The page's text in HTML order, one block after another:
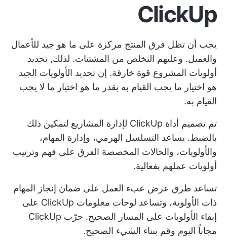
ClickUp
يجب أن تظل فرق المنتج مركزة على ما هو جيد للأعمال
والعميل. وعليهم التخلص من المشتتات. لذلك, تحديد
أولويات المشروع قوة خارقة. إن تحديد الأولويات الجيد
هو اختيار ما يجب القيام به بقدر ما هو اختيار ما لا يجب
القيام به.
تم تصميم أداة ClickUp لإدارة المشاريع لتمكين ذلك
بالضبط. يساعد التسلسل الهرمي، وإدارة المهام،
والأولويات، والحالات المخصصة الفرق على فهم وترتيب
أولويات عملهم بفعالية.
تساعد طرق عرض عبء العمل على ضمان إنجاز المهام
ذات الأولوية، وتساعد لوحات معلومات ClickUp على
إبقاء الأولويات على المسار الصحيح.
جرّب ClickUp
مجاناً اليوم وقم ببناء الشيء الصحيح.